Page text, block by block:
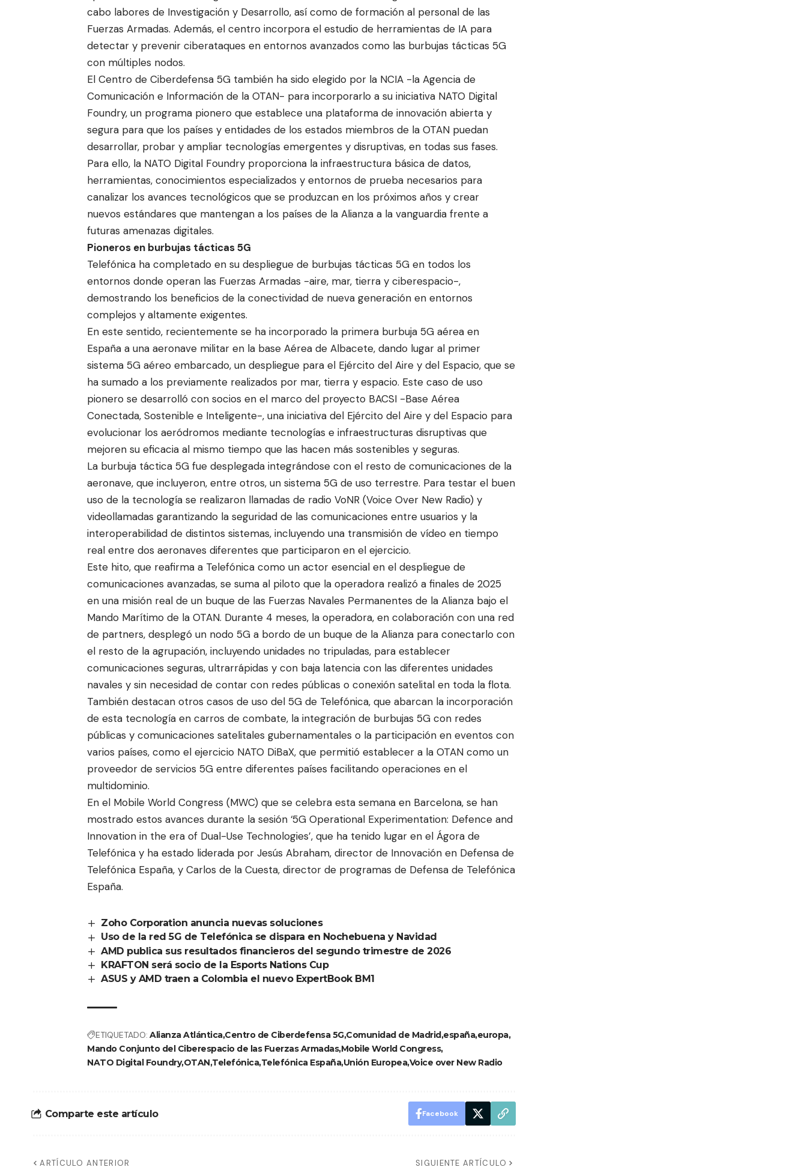
cabo labores de Investigación y Desarrollo, así como de formación al personal de las
Fuerzas Armadas. Además, el centro incorpora el estudio de herramientas de IA para
detectar y prevenir ciberataques en entornos avanzados como las burbujas tácticas 5G
con múltiples nodos.
El Centro de Ciberdefensa 5G también ha sido elegido por la NCIA -la Agencia de
Comunicación e Información de la OTAN- para incorporarlo a su iniciativa NATO Digital
Foundry, un programa pionero que establece una plataforma de innovación abierta y
segura para que los países y entidades de los estados miembros de la OTAN puedan
desarrollar, probar y ampliar tecnologías emergentes y disruptivas, en todas sus fases.
Para ello, la NATO Digital Foundry proporciona la infraestructura básica de datos,
herramientas, conocimientos especializados y entornos de prueba necesarios para
canalizar los avances tecnológicos que se produzcan en los próximos años y crear
nuevos estándares que mantengan a los países de la Alianza a la vanguardia frente a
futuras amenazas digitales.
Pioneros en burbujas tácticas 5G
Telefónica ha completado en su despliegue de burbujas tácticas 5G en todos los
entornos donde operan las Fuerzas Armadas -aire, mar, tierra y ciberespacio-,
demostrando los beneficios de la conectividad de nueva generación en entornos
complejos y altamente exigentes.
En este sentido, recientemente se ha incorporado la primera burbuja 5G aérea en
España a una aeronave militar en la base Aérea de Albacete, dando lugar al primer
sistema 5G aéreo embarcado, un despliegue para el Ejército del Aire y del Espacio, que se
ha sumado a los previamente realizados por mar, tierra y espacio. Este caso de uso
pionero se desarrolló con socios en el marco del proyecto BACSI -Base Aérea
Conectada, Sostenible e Inteligente-, una iniciativa del Ejército del Aire y del Espacio para
evolucionar los aeródromos mediante tecnologías e infraestructuras disruptivas que
mejoren su eficacia al mismo tiempo que las hacen más sostenibles y seguras.
La burbuja táctica 5G fue desplegada integrándose con el resto de comunicaciones de la
aeronave, que incluyeron, entre otros, un sistema 5G de uso terrestre. Para testar el buen
uso de la tecnología se realizaron llamadas de radio VoNR (Voice Over New Radio) y
videollamadas garantizando la seguridad de las comunicaciones entre usuarios y la
interoperabilidad de distintos sistemas, incluyendo una transmisión de vídeo en tiempo
real entre dos aeronaves diferentes que participaron en el ejercicio.
Este hito, que reafirma a Telefónica como un actor esencial en el despliegue de
comunicaciones avanzadas, se suma al piloto que la operadora realizó a finales de 2025
en una misión real de un buque de las Fuerzas Navales Permanentes de la Alianza bajo el
Mando Marítimo de la OTAN. Durante 4 meses, la operadora, en colaboración con una red
de partners, desplegó un nodo 5G a bordo de un buque de la Alianza para conectarlo con
el resto de la agrupación, incluyendo unidades no tripuladas, para establecer
comunicaciones seguras, ultrarrápidas y con baja latencia con las diferentes unidades
navales y sin necesidad de contar con redes públicas o conexión satelital en toda la flota.
También destacan otros casos de uso del 5G de Telefónica, que abarcan la incorporación
de esta tecnología en carros de combate, la integración de burbujas 5G con redes
públicas y comunicaciones satelitales gubernamentales o la participación en eventos con
varios países, como el ejercicio NATO DiBaX, que permitió establecer a la OTAN como un
proveedor de servicios 5G entre diferentes países facilitando operaciones en el
multidominio.
En el Mobile World Congress (MWC) que se celebra esta semana en Barcelona, se han
mostrado estos avances durante la sesión ‘5G Operational Experimentation: Defence and
Innovation in the era of Dual-Use Technologies’, que ha tenido lugar en el Ágora de
Telefónica y ha estado liderada por Jesús Abraham, director de Innovación en Defensa de
Telefónica España, y Carlos de la Cuesta, director de programas de Defensa de Telefónica
España.
Zoho Corporation anuncia nuevas soluciones
Uso de la red 5G de Telefónica se dispara en Nochebuena y Navidad
AMD publica sus resultados financieros del segundo trimestre de 2026
KRAFTON será socio de la Esports Nations Cup
ASUS y AMD traen a Colombia el nuevo ExpertBook BM1
ETIQUETADO: Alianza AtlánticaCentro de Ciberdefensa 5GComunidad de Madridespañaeuropa
Mando Conjunto del Ciberespacio de las Fuerzas ArmadasMobile World Congress
NATO Digital FoundryOTAN TelefónicaTelefónica EspañaUnión EuropeaVoice over New Radio
Comparte este artículo Facebook
ARTÍCULO ANTERIOR SIGUIENTE ARTÍCULO